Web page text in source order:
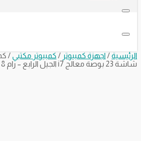
الرئيسية/ اجهزة كمبيوتر / كمبيوتر مكتبي/
شاشة 23 بوصة معالج i7 الجيل الرابع – رام 8 – هارد 250